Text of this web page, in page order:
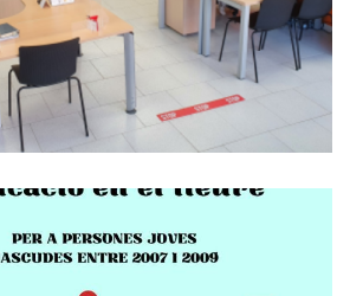
I EL CONSUM
Altres